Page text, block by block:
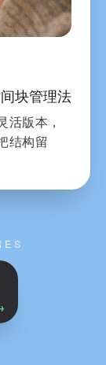
块管理法
活版本，
结构留